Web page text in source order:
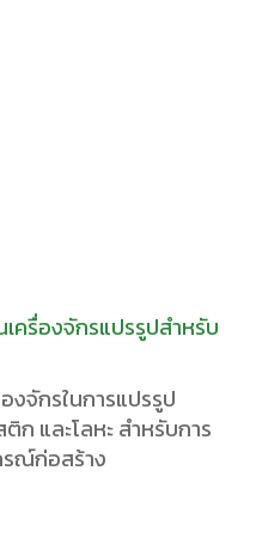
ครื่องจักรแปรรูปสำหรับ
งจักรในการแปรรูป
ก และโลหะ สำหรับการ
ณ์ก่อสร้าง